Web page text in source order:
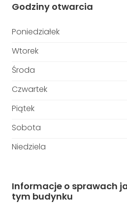
Godziny otwarcia
Poniedziałek
Wtorek
Środa
Czwartek
Piątek
Sobota
Niedziela
Informacje o sprawach
tym budynku